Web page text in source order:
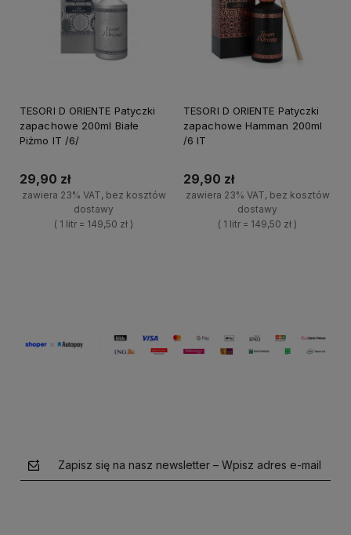
TESORI D ORIENTE Patyczki
zapachowe 200ml Białe
Piżmo IT /6/
29,90 zł
zawiera 23% VAT, bez kosztów
dostawy
( 1 litr = 149,50 zł )
TESORI D ORIENTE Patyczki
zapachowe Hamman 200ml
/6 IT
29,90 zł
zawiera 23% VAT, bez kosztów
dostawy
( 1 litr = 149,50 zł )
Zapisz się na nasz newsletter – Wpisz adres e-mail